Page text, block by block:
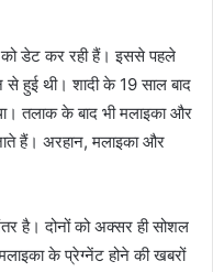
को डेट कर रही हैं। इससे पहले
हुई थी। शादी के 19 साल बाद
तलाक के बाद भी मलाइका और
हैं। अरहान, मलाइका और
है। दोनों को अक्सर ही सोशल
के प्रेग्नेंट होने की खबरों